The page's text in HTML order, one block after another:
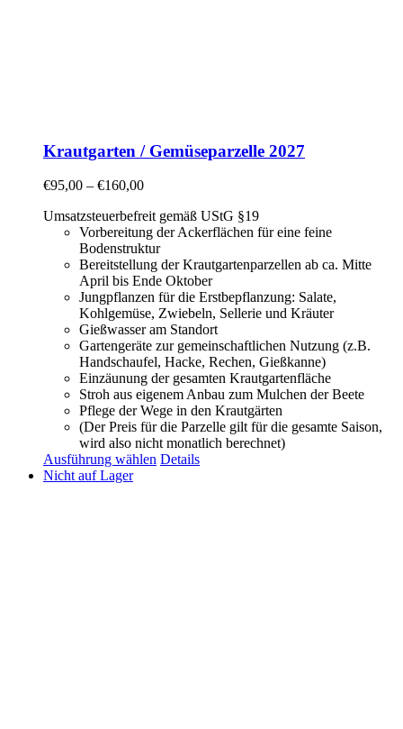
Krautgarten / Gemüseparzelle 2027
€95,00 – €160,00
Umsatzsteuerbefreit gemäß UStG §19
Vorbereitung der Ackerflächen für eine feine
Bodenstruktur
Bereitstellung der Krautgartenparzellen ab ca. Mitte
April bis Ende Oktober
Jungpflanzen für die Erstbepflanzung: Salate,
Kohlgemüse, Zwiebeln, Sellerie und Kräuter
Gießwasser am Standort
Gartengeräte zur gemeinschaftlichen Nutzung (z.B.
Handschaufel, Hacke, Rechen, Gießkanne)
Einzäunung der gesamten Krautgartenfläche
Stroh aus eigenem Anbau zum Mulchen der Beete
Pflege der Wege in den Krautgärten
(Der Preis für die Parzelle gilt für die gesamte Saison,
wird also nicht monatlich berechnet)
Ausführung wählen Details
Nicht auf Lager